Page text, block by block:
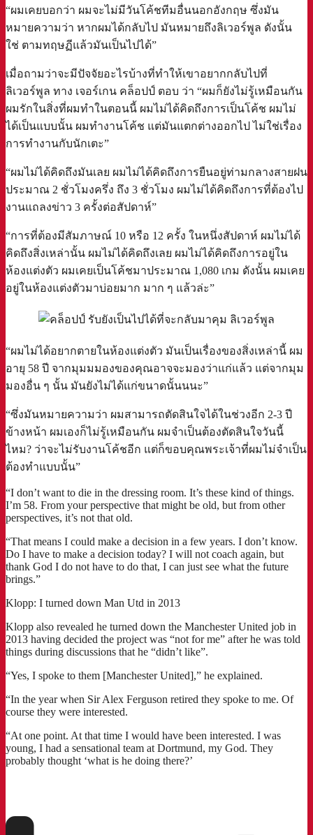
“ผมเคยบอกว่า ผมจะไม่มีวันโค้ชทีมอื่นนอกอังกฤษ ซึ่งมัน
หมายความว่า หากผมได้กลับไป มันหมายถึงลิเวอร์พูล ดังนั้น
ใช่ ตามทฤษฏีแล้วมันเป็นไปได้”
เมื่อถามว่าจะมีปัจจัยอะไรบ้างที่ทำให้เขาอยากกลับไปที่
ลิเวอร์พูล ทาง เจอร์เกน คล็อปป์ ตอบ ว่า “ผมก็ยังไม่รู้เหมือนกัน
ผมรักในสิ่งที่ผมทำในตอนนี้ ผมไม่ได้คิดถึงการเป็นโค้ช ผมไม่
ได้เป็นแบบนั้น ผมทำงานโค้ช แต่มันแตกต่างออกไป ไม่ใช่เรื่อง
การทำงานกับนักเตะ”
“ผมไม่ได้คิดถึงมันเลย ผมไม่ได้คิดถึงการยืนอยู่ท่ามกลางสายฝน
ประมาณ 2 ชั่วโมงครึ่ง ถึง 3 ชั่วโมง ผมไม่ได้คิดถึงการที่ต้องไป
งานแถลงข่าว 3 ครั้งต่อสัปดาห์”
“การที่ต้องมีสัมภาษณ์ 10 หรือ 12 ครั้ง ในหนึ่งสัปดาห์ ผมไม่ได้
คิดถึงสิ่งเหล่านั้น ผมไม่ได้คิดถึงเลย ผมไม่ได้คิดถึงการอยู่ใน
ห้องแต่งตัว ผมเคยเป็นโค้ชมาประมาณ 1,080 เกม ดังนั้น ผมเคย
อยู่ในห้องแต่งตัวมาบ่อยมาก มาก ๆ แล้วล่ะ”
“ผมไม่ได้อยากตายในห้องแต่งตัว มันเป็นเรื่องของสิ่งเหล่านี้ ผม
อายุ 58 ปี จากมุมมมองของคุณอาจจะมองว่าแก่แล้ว แต่จากมุม
มองอื่น ๆ นั้น มันยังไม่ได้แก่ขนาดนั้นนนะ”
“ซึ่งมันหมายความว่า ผมสามารถตัดสินใจได้ในช่วงอีก 2-3 ปี
ข้างหน้า ผมเองก็ไม่รู้เหมือนกัน ผมจำเป็นต้องตัดสินใจวันนี้
ไหม? ว่าจะไม่รับงานโค้ชอีก แต่ก็ขอบคุณพระเจ้าที่ผมไม่จำเป็น
ต้องทำแบบนั้น”
“I don’t want to die in the dressing room. It’s these kind of things.
I’m 58. From your perspective that might be old, but from other
perspectives, it’s not that old.
“That means I could make a decision in a few years. I don’t know.
Do I have to make a decision today? I will not coach again, but
thank God I do not have to do that, I can just see what the future
brings.”
Klopp: I turned down Man Utd in 2013
Klopp also revealed he turned down the Manchester United job in
2013 having decided the project was “not for me” after he was told
things during discussions that he “didn’t like”.
“Yes, I spoke to them [Manchester United],” he explained.
“In the year when Sir Alex Ferguson retired they spoke to me. Of
course they were interested.
“At one point. At that time I would have been interested. I was
young, I had a sensational team at Dortmund, my God. They
probably thought ‘what is he doing there?’